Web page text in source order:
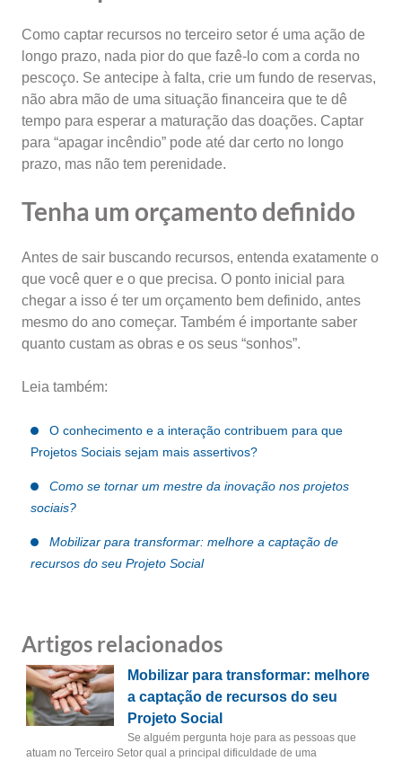
Como captar recursos no terceiro setor é uma ação de
longo prazo, nada pior do que fazê-lo com a corda no
pescoço. Se antecipe à falta, crie um fundo de reservas,
não abra mão de uma situação financeira que te dê
tempo para esperar a maturação das doações. Captar
para “apagar incêndio” pode até dar certo no longo
prazo, mas não tem perenidade.
Tenha um orçamento definido
Antes de sair buscando recursos, entenda exatamente o
que você quer e o que precisa. O ponto inicial para
chegar a isso é ter um orçamento bem definido, antes
mesmo do ano começar. Também é importante saber
quanto custam as obras e os seus “sonhos”.
Leia também:
O conhecimento e a interação contribuem para que
Projetos Sociais sejam mais assertivos?
Como se tornar um mestre da inovação nos projetos
sociais?
Mobilizar para transformar: melhore a captação de
recursos do seu Projeto Social
Artigos relacionados
Mobilizar para transformar: melhore
a captação de recursos do seu
Projeto Social
Se alguém pergunta hoje para as pessoas que
atuam no Terceiro Setor qual a principal dificuldade de uma